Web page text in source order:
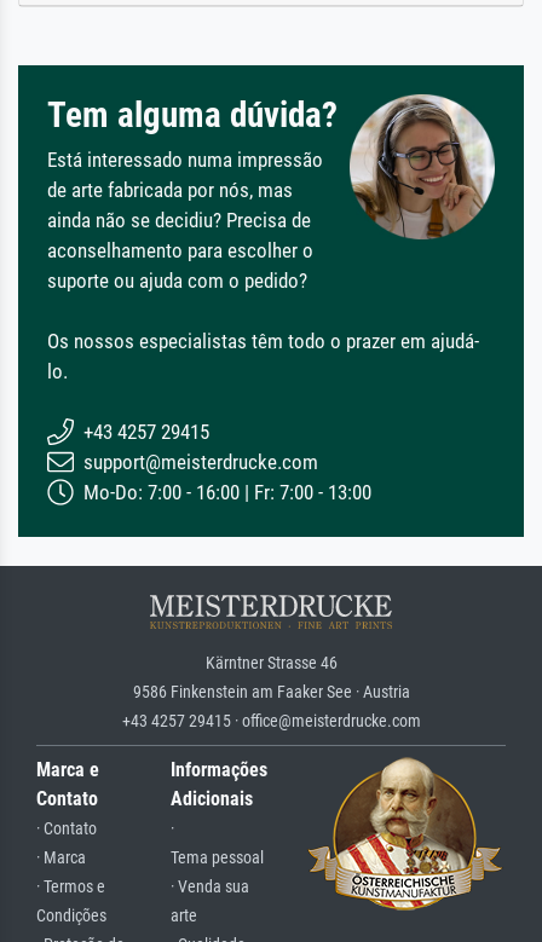
Tem alguma dúvida?
Está interessado numa impressão
de arte fabricada por nós, mas
ainda não se decidiu? Precisa de
aconselhamento para escolher o
suporte ou ajuda com o pedido?
Os nossos especialistas têm todo o prazer em ajudá-
lo.
+43 4257 29415
support@meisterdrucke.com
Mo-Do: 7:00 - 16:00 | Fr: 7:00 - 13:00
Kärntner Strasse 46
9586 Finkenstein am Faaker See · Austria
+43 4257 29415 · office@meisterdrucke.com
Marca e
Contato
· Contato
· Marca
· Termos e
Condições
Informações
Adicionais
·
Tema pessoal
· Venda sua
arte